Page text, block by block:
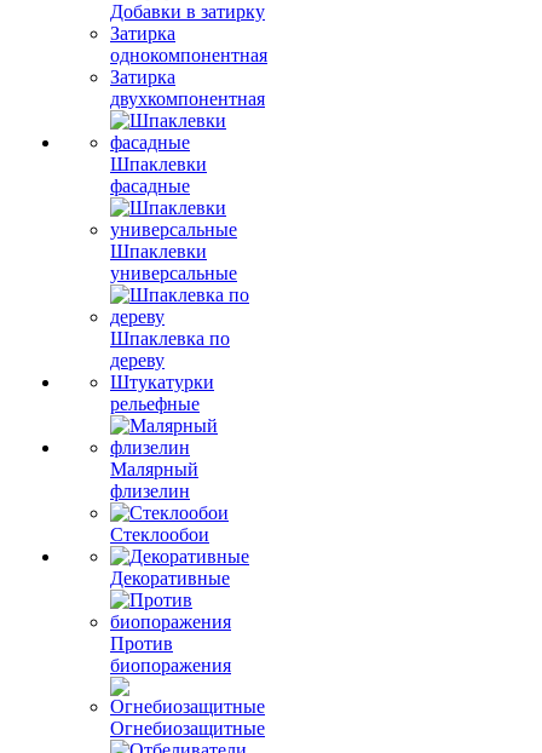
Добавки в затирку
Затирка
однокомпонентная
Затирка
двухкомпонентная
Шпаклевки
фасадные
Шпаклевки
универсальные
Шпаклевка по
дереву
Штукатурки
рельефные
Малярный
флизелин
Стеклообои
Декоративные
Против
биопоражения
Огнебиозащитные